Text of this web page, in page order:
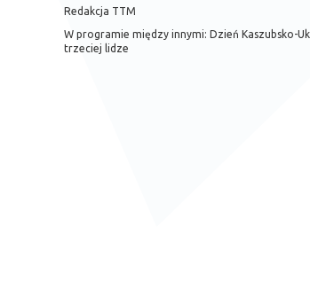
Redakcja TTM
W programie między innymi: Dzień Kaszubsko-
trzeciej lidze